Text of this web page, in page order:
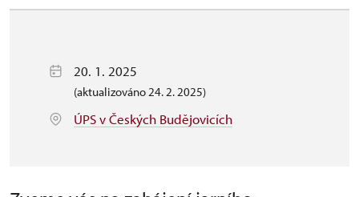
20. 1. 2025
(aktualizováno 24. 2. 2025)
ÚPS v Českých Budějovicích